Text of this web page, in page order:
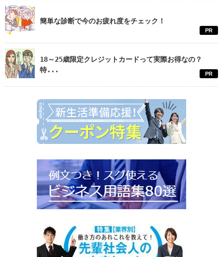
簡単な診断で今のお疲れ度をチェック！
PR
18～25歳限定クレジットカードって実際お得なの？
特...
PR